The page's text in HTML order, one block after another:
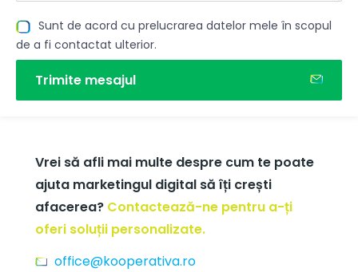
Sunt de acord cu prelucrarea datelor mele în scopul
de a fi contactat ulterior.
Trimite mesajul
Vrei să afli mai multe despre cum te poate
ajuta marketingul digital să îți crești
afacerea? Contactează-ne pentru a-ți
oferi soluții personalizate.
office@kooperativa.ro